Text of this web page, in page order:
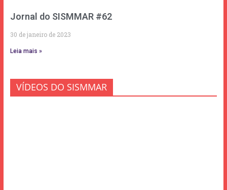
Jornal do SISMMAR #62
30 de janeiro de 2023
Leia mais »
VÍDEOS DO SISMMAR